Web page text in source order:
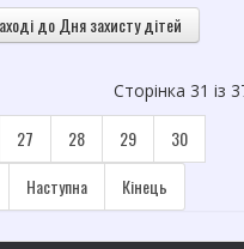
до Дня захисту дітей
Сторінка 31 із
27 28 29 30
Наступна Кінець